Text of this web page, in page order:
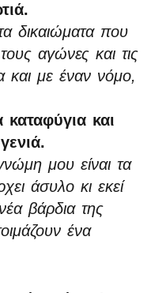
δικαιώματα που
αγώνες και τις
και με έναν νόμο,
καταφύγια και
μου είναι τα
άσυλο κι εκεί
βάρδια της
ένα